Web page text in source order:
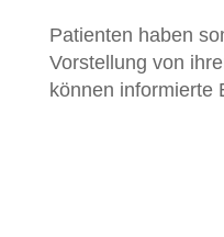
Patienten haben
Vorstellung von
können informierte